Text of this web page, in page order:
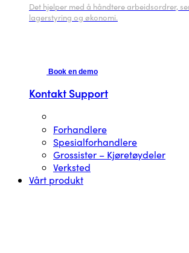
Det hjelper med å håndtere arbeidsordrer,
lagerstyring og økonomi.
Book en demo
Kontakt Support
Forhandlere
Spesialforhandlere
Grossister – Kjøretøydeler
Verksted
Vårt produkt